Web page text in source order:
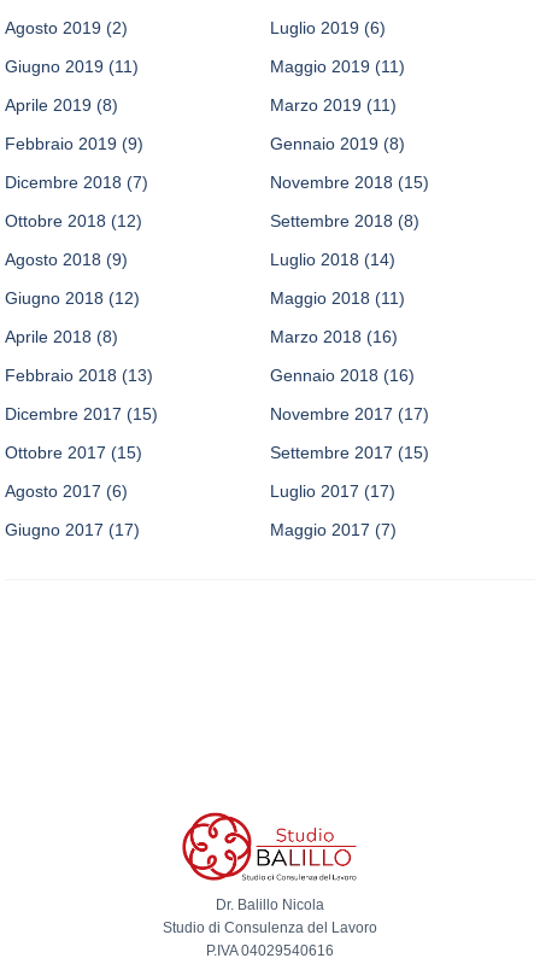
Agosto 2019 (2) Luglio 2019 (6)
Giugno 2019 (11) Maggio 2019 (11)
Aprile 2019 (8) Marzo 2019 (11)
Febbraio 2019 (9) Gennaio 2019 (8)
Dicembre 2018 (7) Novembre 2018 (15)
Ottobre 2018 (12) Settembre 2018 (8)
Agosto 2018 (9) Luglio 2018 (14)
Giugno 2018 (12) Maggio 2018 (11)
Aprile 2018 (8) Marzo 2018 (16)
Febbraio 2018 (13) Gennaio 2018 (16)
Dicembre 2017 (15) Novembre 2017 (17)
Ottobre 2017 (15) Settembre 2017 (15)
Agosto 2017 (6) Luglio 2017 (17)
Giugno 2017 (17) Maggio 2017 (7)
Dr. Balillo Nicola
Studio di Consulenza del Lavoro
P.IVA 04029540616